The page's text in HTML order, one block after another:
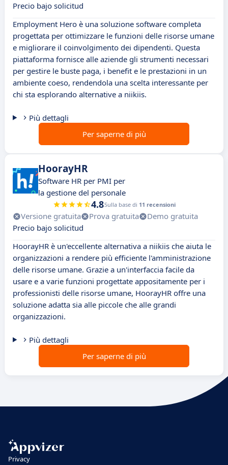
Precio bajo solicitud
Employment Hero è una soluzione software completa
progettata per ottimizzare le funzioni delle risorse umane
e migliorare il coinvolgimento dei dipendenti. Questa
piattaforma fornisce alle aziende gli strumenti necessari
per gestire le buste paga, i benefit e le prestazioni in un
ambiente coeso, rendendola una scelta interessante per
chi sta esplorando alternative a niikiis.
Più dettagli
Per saperne di più
HoorayHR
Software HR per PMI per
la gestione del personale
4.8Sulla base di 11 recensioni
Versione gratuita Prova gratuita
Demo gratuita
Precio bajo solicitud
HoorayHR è un'eccellente alternativa a niikiis che aiuta le
organizzazioni a rendere più efficiente l'amministrazione
delle risorse umane. Grazie a un'interfaccia facile da
usare e a varie funzioni progettate appositamente per i
professionisti delle risorse umane, HoorayHR offre una
soluzione adatta sia alle piccole che alle grandi
organizzazioni.
Più dettagli
Per saperne di più
Privacy